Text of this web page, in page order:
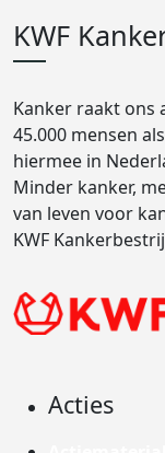
KWF
Kanker raakt ons
45.000 mensen
hiermee in
Minder kanker,
van leven voor
KWF
Acties